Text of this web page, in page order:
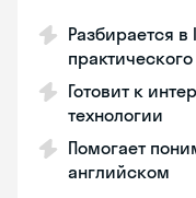
Разбирается в
Готовит к
технологии
Помогает
английском